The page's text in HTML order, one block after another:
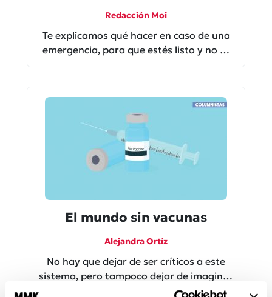
Redacción Moi
Te explicamos qué hacer en caso de una
emergencia, para que estés listo y no te
El mundo sin vacunas
Alejandra Ortíz
No hay que dejar de ser críticos a este
sistema, pero tampoco dejar de imaginar
cómo sería un mundo sin vacunas.